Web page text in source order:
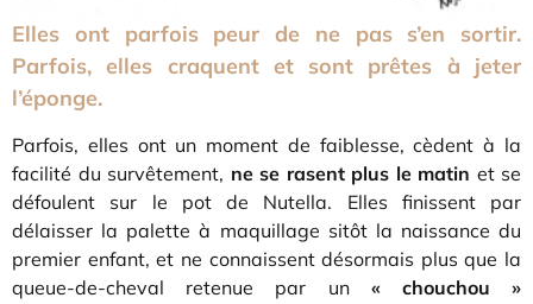
Elles ont parfois peur de ne pas s’en sortir.
Parfois, elles craquent et sont prêtes à jeter
l’éponge.
Parfois, elles ont un moment de faiblesse, cèdent à la
facilité du survêtement, ne se rasent plus le matin et se
défoulent sur le pot de Nutella. Elles finissent par
délaisser la palette à maquillage sitôt la naissance du
premier enfant, et ne connaissent désormais plus que la
queue-de-cheval retenue par un « chouchou »